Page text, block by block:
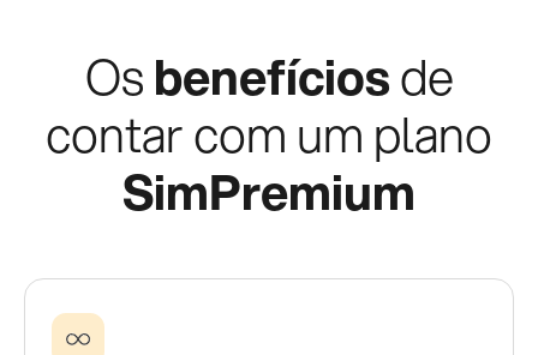
Osbenefíciosde
contar com um plano
SimPremium